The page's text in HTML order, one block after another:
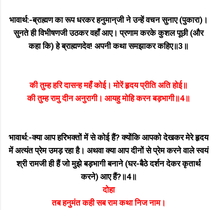
भावार्थ:-ब्राह्मण का रूप धरकर हनुमान्‌जी ने उन्हें वचन सुनाए (पुकारा)।
सुनते ही विभीषणजी उठकर वहाँ आए। प्रणाम करके कुशल पूछी (और
कहा कि) हे ब्राह्मणदेव! अपनी कथा समझाकर कहिए॥3॥
की तुम्ह हरि दासन्ह महँ कोई। मोरें हृदय प्रीति अति होई॥
की तुम्ह रामु दीन अनुरागी। आयहु मोहि करन बड़भागी॥4॥
भावार्थ:-क्या आप हरिभक्तों में से कोई हैं? क्योंकि आपको देखकर मेरे हृदय
में अत्यंत प्रेम उमड़ रहा है। अथवा क्या आप दीनों से प्रेम करने वाले स्वयं
श्री रामजी ही हैं जो मुझे बड़भागी बनाने (घर-बैठे दर्शन देकर कृतार्थ
करने) आए हैं?॥4॥
दोहा
तब हनुमंत कही सब राम कथा निज नाम।